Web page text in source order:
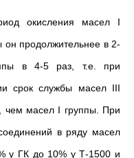
окисления масел I
он продолжительнее в 2-
в 4-5 раз, т.е. при
срок службы масел III
чем масел I группы. При
в ряду масел
у ГК до 10% у Т-1500 и